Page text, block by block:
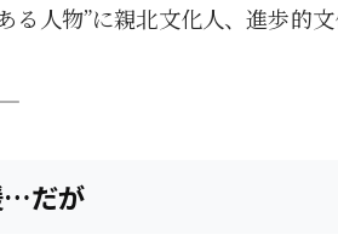
る人物”に親北文化人、進歩的
…だが